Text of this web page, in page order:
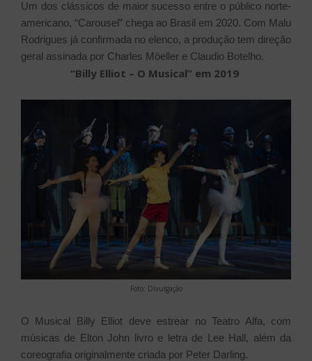
Um dos clássicos de maior sucesso entre o público norte-
americano, “Carousel” chega ao Brasil em 2020. Com Malu
Rodrigues já confirmada no elenco, a produção tem direção
geral assinada por Charles Möeller e Claudio Botelho.
“Billy Elliot – O Musical” em 2019
Foto: Divulgação
O Musical Billy Elliot deve estrear no Teatro Alfa, com
músicas de Elton John livro e letra de Lee Hall, além da
coreografia originalmente criada por Peter Darling.